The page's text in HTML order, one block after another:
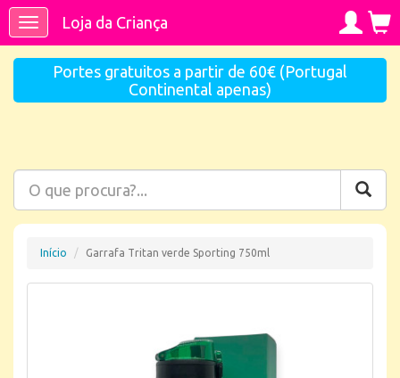
ToggleLoja da Criança
Portes gratuitos a partir de 60€ (Portugal
Continental apenas)
Início Garrafa Tritan verde Sporting 750ml